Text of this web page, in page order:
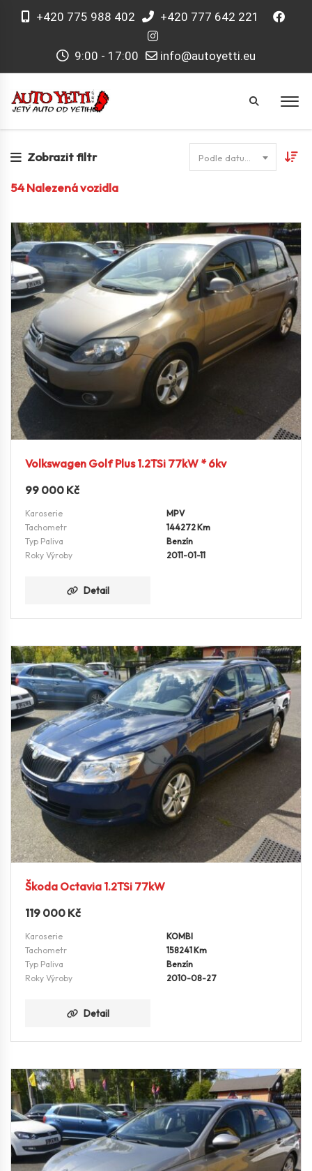
+420 775 988 402 +420 777 642 221
9:00 - 17:00 info@autoyetti.eu
Zobrazit filtr
54Nalezená vozidla
Volkswagen Golf Plus 1.2TSi 77kW * 6kv
99 000 Kč
Karoserie
MPV
Tachometr
144272 Km
Typ Paliva
Benzín
Roky Výroby
2011-01-11
Detail
Škoda Octavia 1.2TSi 77kW
119 000 Kč
Karoserie
KOMBI
Tachometr
158241 Km
Typ Paliva
Benzín
Roky Výroby
2010-08-27
Detail